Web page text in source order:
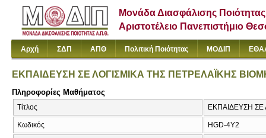
Μονάδα Διασφάλισης Ποιότητας
Αριστοτέλειο Πανεπιστήμιο
Αρχή ΣΔΠ ΑΠΘ Πολιτική Ποιότητας ΜΟΔΙΠ
ΕΚΠΑΙΔΕΥΣΗ ΣΕ ΛΟΓΙΣΜΙΚΑ ΤΗΣ ΠΕΤΡΕΛΑΪΚΗΣ
Πληροφορίες Μαθήματος
Τίτλος ΕΚΠΑΙΔΕΥΣΗ ΣΕ
Κωδικός HGD-4Y2